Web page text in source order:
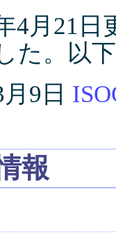
年4月21
た。以
9日
報